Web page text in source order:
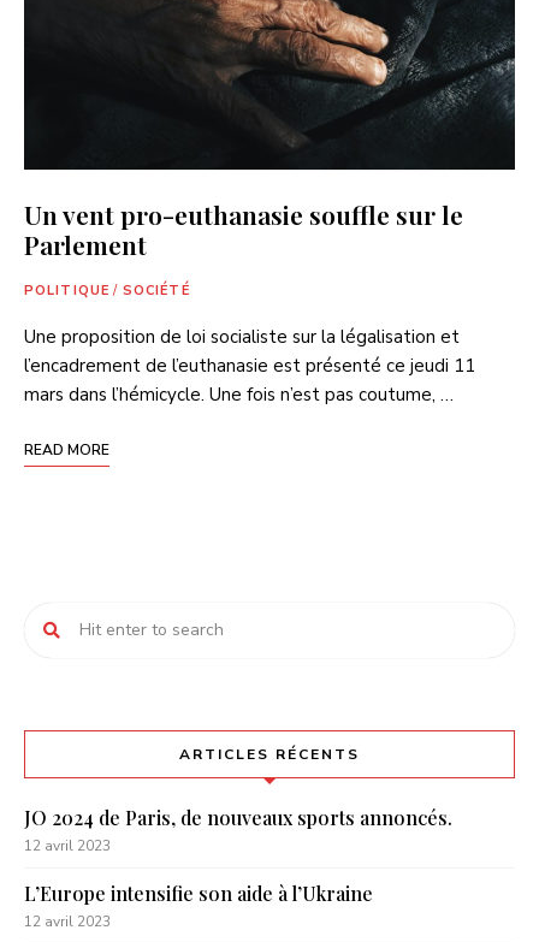
Un vent pro-euthanasie souffle sur le
Parlement
POLITIQUE / SOCIÉTÉ
Une proposition de loi socialiste sur la légalisation et
l’encadrement de l’euthanasie est présenté ce jeudi 11
mars dans l’hémicycle. Une fois n’est pas coutume, …
READ MORE
ARTICLES RÉCENTS
JO 2024 de Paris, de nouveaux sports annoncés.
12 avril 2023
L’Europe intensifie son aide à l’Ukraine
12 avril 2023